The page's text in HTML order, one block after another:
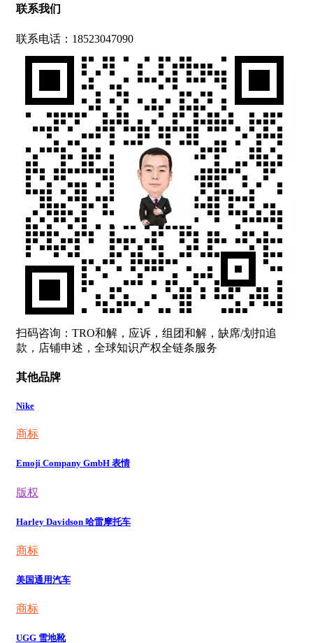
联系我们
联系电话：18523047090
扫码咨询：TRO和解，应诉，组团和解，缺席/划扣追
款，店铺申述，全球知识产权全链条服务
其他品牌
Nike
商标
Emoji Company GmbH 表情
版权
Harley Davidson 哈雷摩托车
商标
美国通用汽车
商标
UGG 雪地靴